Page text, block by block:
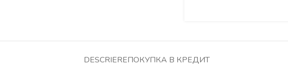
DESCRIEREПОКУПКА В КРЕДИТ